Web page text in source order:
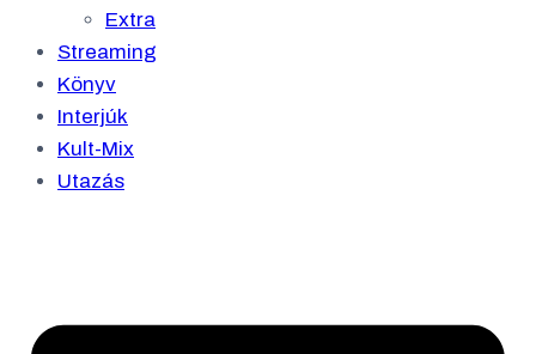
Extra
Streaming
Könyv
Interjúk
Kult-Mix
Utazás